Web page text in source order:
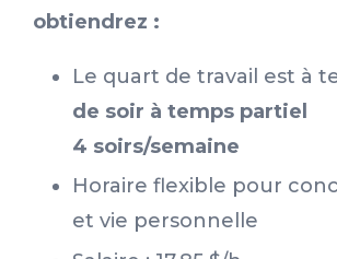
obtiendrez :
Le quart de travail est à
de soir à temps partiel
4 soirs/semaine
Horaire flexible pour
et vie personnelle